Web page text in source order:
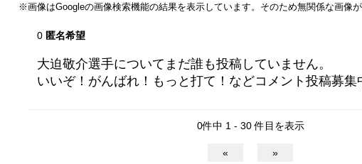
※画像はGoogleの画像検索機能の結果を表示しています。そのため無関係な画像が
0 匿名希望
大迫敬介選手についてまだ誰も投稿していません。
いいぞ！がんばれ！もっと打て！などコメント投稿募集
0件中 1 - 30 件目を表示
« »